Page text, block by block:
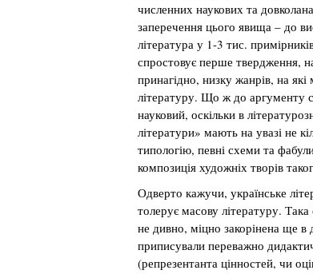
численних наукових та
заперечення цього явища – до
література у 1-3 тис.
спростовує перше твердження,
принагідно, низку жанрів, на
літературу. Що ж до аргументу
науковий, оскільки в
літератури» мають на увазі не
типологію, певні схеми та
композиція художніх творів
Одверто кажучи, українське
толерує масову літературу. Така
не дивно, міцно закорінена ще в
приписували переважно
(репрезентанта цінностей, чи